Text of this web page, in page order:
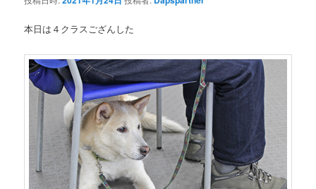
本日は４クラスござんした